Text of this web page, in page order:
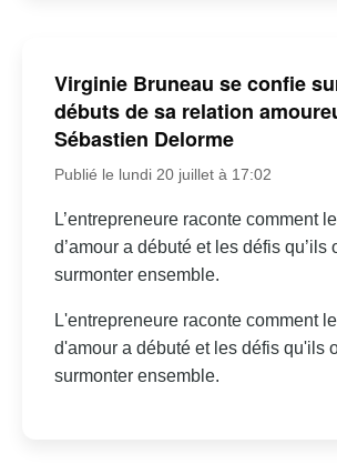
Virginie Bruneau se confie
débuts de sa relation
Sébastien Delorme
Publié le lundi 20 juillet à 17:02
L’entrepreneure raconte comment
d’amour a débuté et les défis qu’ils
surmonter ensemble.
L'entrepreneure raconte comment
d'amour a débuté et les défis qu'ils
surmonter ensemble.